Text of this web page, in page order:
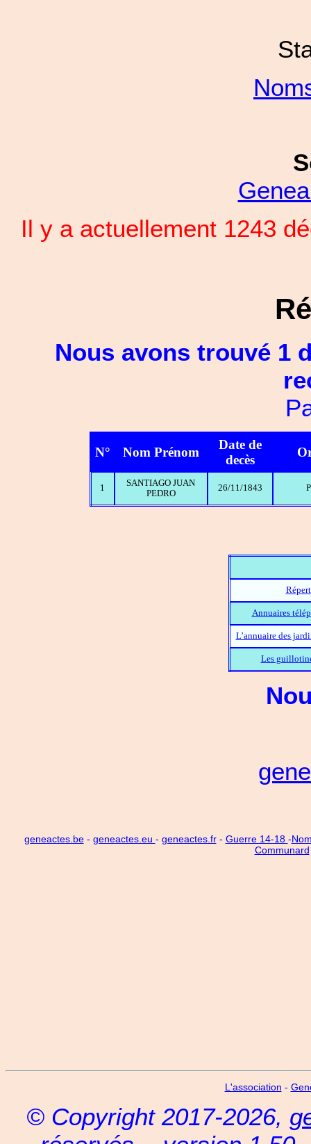
Il y a actuellement 1243
Nous avons trouvé 1
N° Nom Prénom
Date de
decès
1
SANTIAGO JUAN
PEDRO
26/11/1843
Annuaires
L’annuaire des
Les
geneactes.be- geneactes.eu - geneactes.fr- Guerre 14-18 -
Communard
L'association -
© Copyright 2017-2026,